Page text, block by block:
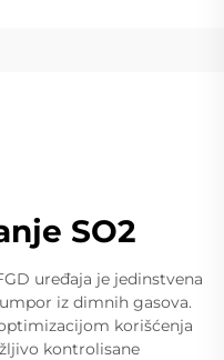
SO2
uređaja je jedinstvena
iz dimnih gasova.
korišćenja
kontrolisane